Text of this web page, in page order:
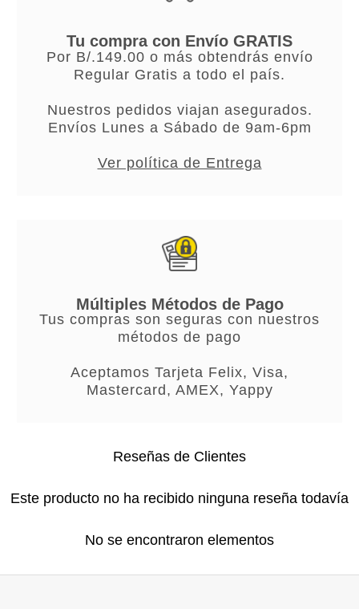
Tu compra con Envío GRATIS
Por B/.149.00 o más obtendrás envío
Regular Gratis a todo el país.
Nuestros pedidos viajan asegurados.
Envíos Lunes a Sábado de 9am-6pm
Ver política de Entrega
Múltiples Métodos de Pago
Tus compras son seguras con nuestros
métodos de pago
Aceptamos Tarjeta Felix, Visa,
Mastercard, AMEX, Yappy
Reseñas de Clientes
Este producto no ha recibido ninguna reseña todavía
No se encontraron elementos